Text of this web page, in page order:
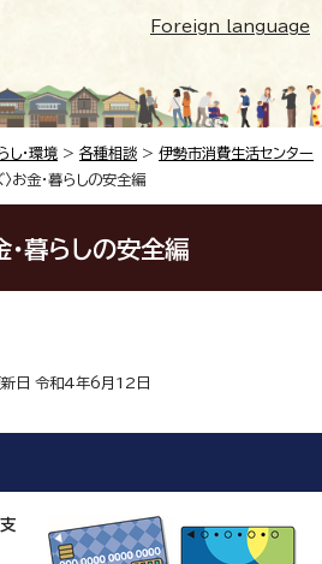
Foreign language
し・環境 > 各種相談 > 伊勢市消費生活センター
お金・暮らしの安全編
・暮らしの安全編
日 令和4年6月12日